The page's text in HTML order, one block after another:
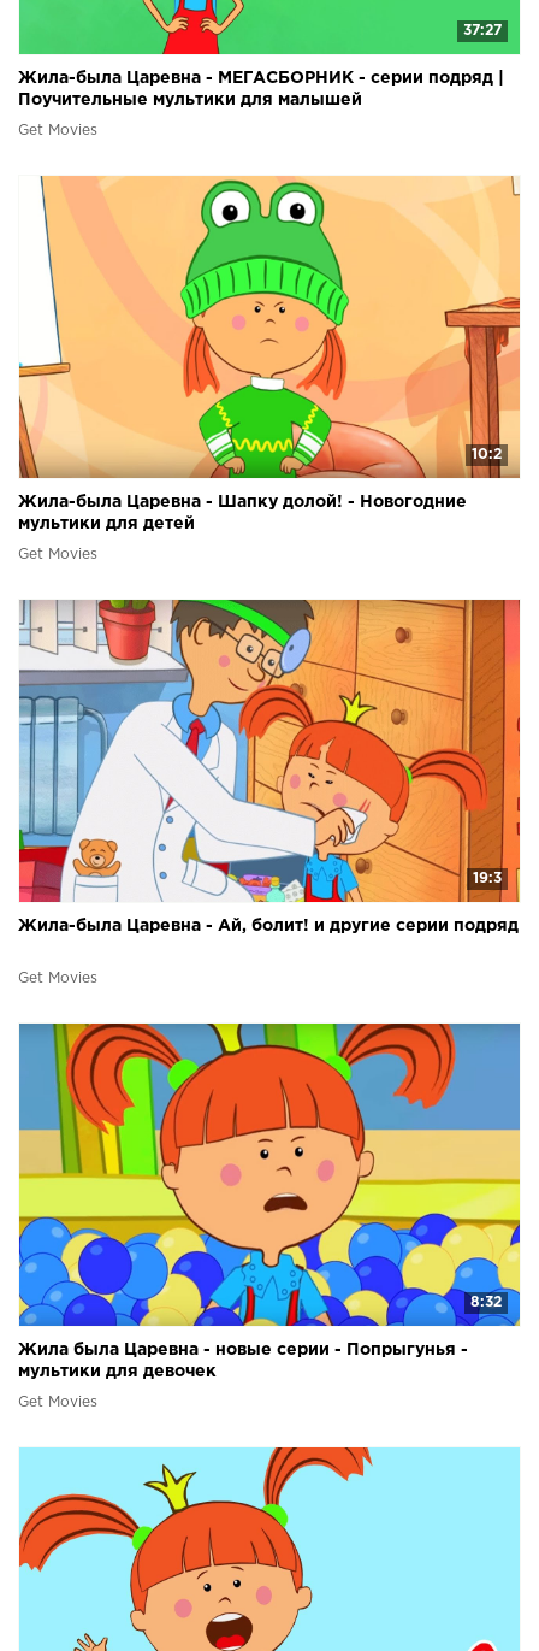
37:27
Жила-была Царевна - МЕГАСБОРНИК - серии подряд |
Поучительные мультики для малышей
Get Movies
10:2
Жила-была Царевна - Шапку долой! - Новогодние
мультики для детей
Get Movies
19:3
Жила-была Царевна - Ай, болит! и другие серии подряд
Get Movies
8:32
Жила была Царевна - новые серии - Попрыгунья -
мультики для девочек
Get Movies